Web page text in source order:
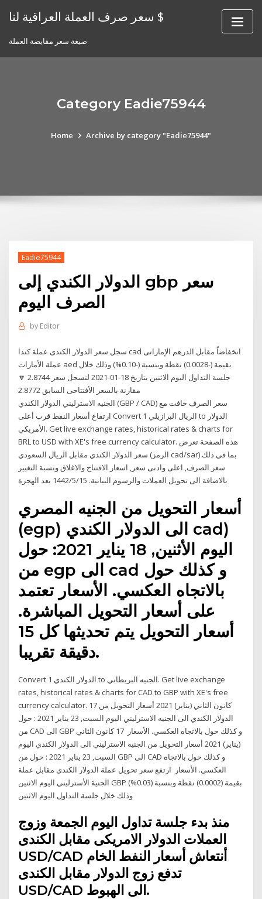
سعر صرف العملة العراقية لنا $
صيغة سعر مقايضة العملة
Category Eadie75944
Home Archive by category "Eadie75944"
Eadie75944
الدولار الكندي إلى gbp سعر
الصرف اليوم
by Editor
سجل سعر الدولار الكندى عملة كندا cad انخفاضاً مقابل الدرهم الإماراتى
عملة الأمارات aed بقيمة (-0.0028) نقطة وبنسبة (-0.10%) وذلك خلال
جلسة التداول اليوم الاثنين بتاريخ 18-01-2021 لتسجل سعر 2.8744 🔽
مقارنة بالسعر الأفتتاحى السابق 2.8772
الجنيه الاسترليني الدولار الكندي (GBP / CAD) سعر الصرف خافت مع
ارتفاع أسعار النفط قرب أعلى Convert 1 الريال البرازيلي to الدولار
الأمريكي. Get live exchange rates, historical rates & charts for
BRL to USD with XE's free currency calculator. هذه الصفحة تعرض
سعر الدولار الكندي مقابل الريال السعودي (الرمز cad/sar) بما في ذلك
سعر الصرف, اعلى وادنى سعر, اسعار الافتتاح والاغلاق ونسبة التغيير
بالاضافة الى تحويل العملات والرسوم البيانية. 15‏‏/5‏‏/1442 بعد الهجرة
أسعار التحويل من الجنيه المصري
(egp) الى الدولار الكندي cad)
اليوم الأثنين, 18 يناير 2021: حول
من egp الى cad و كذلك حول
بالاتجاه العكسي. الأسعار تعتمد
على أسعار التحويل المباشرة.
أسعار التحويل يتم تحديثها كل 15
دقيقة تقريبا.
Convert 1 الدولار الكندي to الجنيه البريطاني. Get live exchange
rates, historical rates & charts for CAD to GBP with XE's free
currency calculator. 17 كانون الثاني (يناير) 2021 أسعار التحويل من
الدولار الكندي الى الجنيه الاسترليني اليوم السبت, 23 يناير 2021 : حول
من CAD الى GBP و كذلك حول بالاتجاه العكسي. الأسعار 17 كانون الثاني
(يناير) 2021 أسعار التحويل من الجنيه الاسترليني الى الدولار الكندي اليوم
السبت, 23 يناير 2021 : حول من GBP الى CAD و كذلك حول بالاتجاه
العكسي. الأسعار ارتفع سعر تحويل عملة الدولار الكندى مقابل عملة
الجنية الأسترليني اليوم الاثنين GBP بقيمة (0.0002) نقطة وبنسبة (0.03%)
منذ بدء جلسة تداول اليوم الجمعة وزوج
العملات الدولار الامريكى مقابل الكندى
USD/CAD أنتعاش أسعار النفط الخام
تدفع زوج الدولار مقابل الكندى
USD/CAD الى الهبوط.